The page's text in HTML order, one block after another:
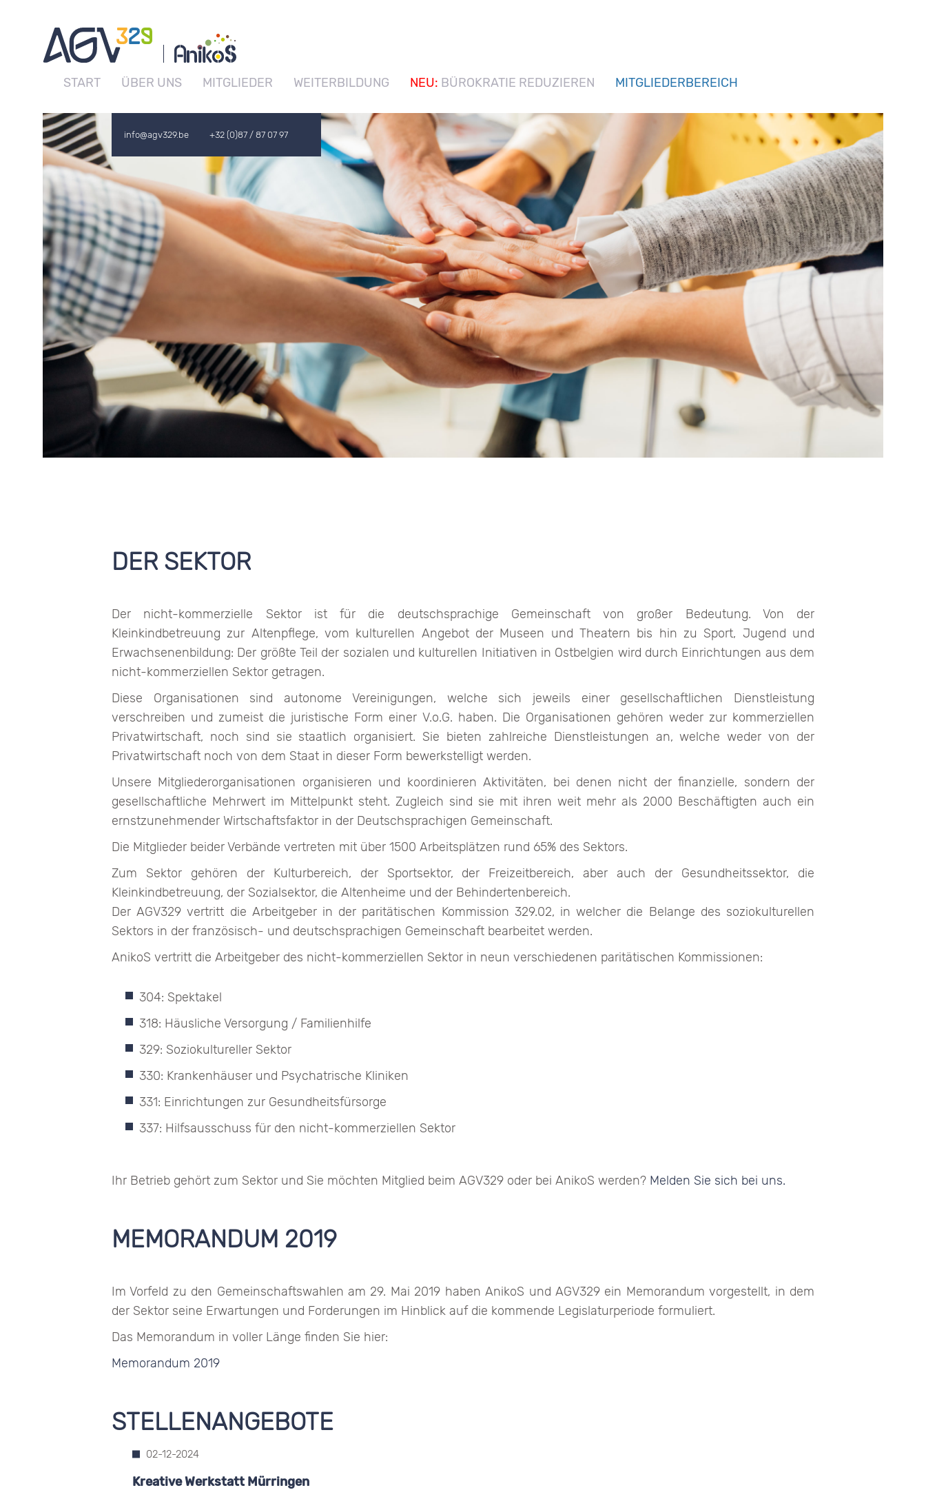
START ÜBER UNS MITGLIEDER WEITERBILDUNG NEU: BÜROKRATIE REDUZIEREN MITGLIEDERBEREICH
info@agv329.be +32 (0)87 / 87 07 97
DER SEKTOR
Der nicht-kommerzielle Sektor ist für die deutschsprachige Gemeinschaft von großer Bedeutung. Von der
Kleinkindbetreuung zur Altenpflege, vom kulturellen Angebot der Museen und Theatern bis hin zu Sport, Jugend und
Erwachsenenbildung: Der größte Teil der sozialen und kulturellen Initiativen in Ostbelgien wird durch Einrichtungen aus dem
nicht-kommerziellen Sektor getragen.
Diese Organisationen sind autonome Vereinigungen, welche sich jeweils einer gesellschaftlichen Dienstleistung
verschreiben und zumeist die juristische Form einer V.o.G. haben. Die Organisationen gehören weder zur kommerziellen
Privatwirtschaft, noch sind sie staatlich organisiert. Sie bieten zahlreiche Dienstleistungen an, welche weder von der
Privatwirtschaft noch von dem Staat in dieser Form bewerkstelligt werden.
Unsere Mitgliederorganisationen organisieren und koordinieren Aktivitäten, bei denen nicht der finanzielle, sondern der
gesellschaftliche Mehrwert im Mittelpunkt steht. Zugleich sind sie mit ihren weit mehr als 2000 Beschäftigten auch ein
ernstzunehmender Wirtschaftsfaktor in der Deutschsprachigen Gemeinschaft.
Die Mitglieder beider Verbände vertreten mit über 1500 Arbeitsplätzen rund 65% des Sektors.
Zum Sektor gehören der Kulturbereich, der Sportsektor, der Freizeitbereich, aber auch der Gesundheitssektor, die
Kleinkindbetreuung, der Sozialsektor, die Altenheime und der Behindertenbereich.
Der AGV329 vertritt die Arbeitgeber in der paritätischen Kommission 329.02, in welcher die Belange des soziokulturellen
Sektors in der französisch- und deutschsprachigen Gemeinschaft bearbeitet werden.
AnikoS vertritt die Arbeitgeber des nicht-kommerziellen Sektor in neun verschiedenen paritätischen Kommissionen:
304: Spektakel
318: Häusliche Versorgung / Familienhilfe
329: Soziokultureller Sektor
330: Krankenhäuser und Psychatrische Kliniken
331: Einrichtungen zur Gesundheitsfürsorge
337: Hilfsausschuss für den nicht-kommerziellen Sektor
Ihr Betrieb gehört zum Sektor und Sie möchten Mitglied beim AGV329 oder bei AnikoS werden? Melden Sie sich bei uns.
MEMORANDUM 2019
Im Vorfeld zu den Gemeinschaftswahlen am 29. Mai 2019 haben AnikoS und AGV329 ein Memorandum vorgestellt, in dem
der Sektor seine Erwartungen und Forderungen im Hinblick auf die kommende Legislaturperiode formuliert.
Das Memorandum in voller Länge finden Sie hier:
Memorandum 2019
STELLENANGEBOTE
02-12-2024
Kreative Werkstatt Mürringen